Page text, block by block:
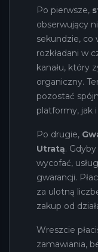
Po pierwsze,
obserwujący
sekundzie, co
rozkładani w
kanału, który
organiczny.
pozostać
platformy, jak
Po drugie,
Utratą.
wycofać,
gwarancji.
za ulotną
zakup od
Wreszcie
zamawiania,